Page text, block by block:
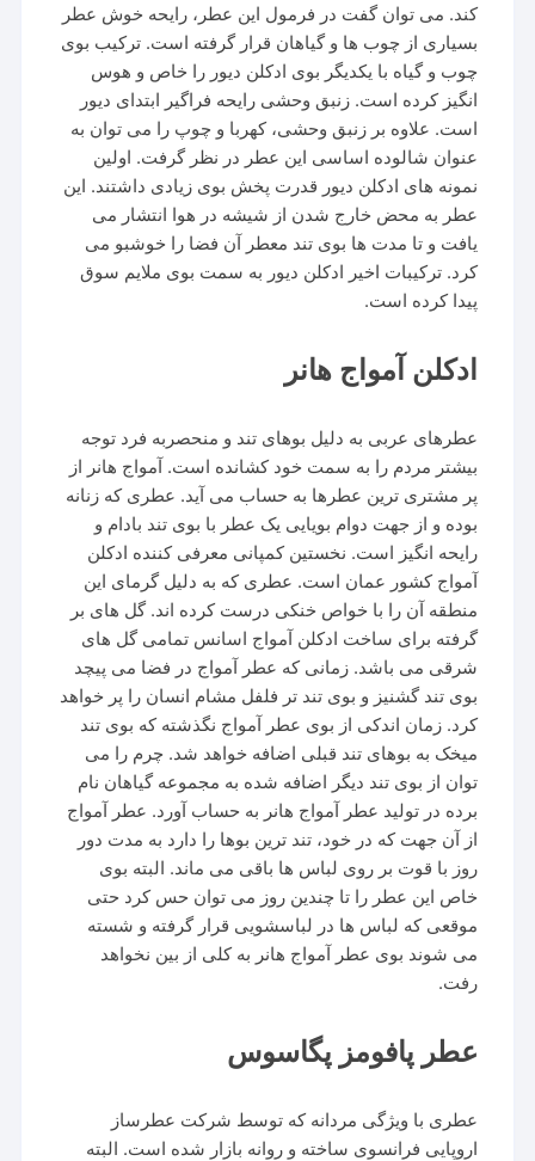
کند. می توان گفت در فرمول این عطر، رایحه خوش عطر
بسیاری از چوب ها و گیاهان قرار گرفته است. ترکیب بوی
چوب و گیاه با یکدیگر بوی ادکلن دیور را خاص و هوس
انگیز کرده است. زنبق وحشی رایحه فراگیر ابتدای دیور
است. علاوه بر زنبق وحشی، کهربا و چوپ را می توان به
عنوان شالوده اساسی این عطر در نظر گرفت. اولین
نمونه های ادکلن دیور قدرت پخش بوی زیادی داشتند. این
عطر به محض خارج شدن از شیشه در هوا انتشار می
یافت و تا مدت ها بوی تند معطر آن فضا را خوشبو می
کرد. ترکیبات اخیر ادکلن دیور به سمت بوی ملایم سوق
پیدا کرده است.
ادکلن آمواج هانر
عطرهای عربی به دلیل بوهای تند و منحصربه فرد توجه
بیشتر مردم را به سمت خود کشانده است. آمواج هانر از
پر مشتری ترین عطرها به حساب می آید. عطری که زنانه
بوده و از جهت دوام بویایی یک عطر با بوی تند بادام و
رایحه انگیز است. نخستین کمپانی معرفی کننده ادکلن
آمواج کشور عمان است. عطری که به دلیل گرمای این
منطقه آن را با خواص خنکی درست کرده اند. گل های بر
گرفته برای ساخت ادکلن آمواج اسانس تمامی گل های
شرقی می باشد. زمانی که عطر آمواج در فضا می پیچد
بوی تند گشنیز و بوی تند تر فلفل مشام انسان را پر خواهد
کرد. زمان اندکی از بوی عطر آمواج نگذشته که بوی تند
میخک به بوهای تند قبلی اضافه خواهد شد. چرم را می
توان از بوی تند دیگر اضافه شده به مجموعه گیاهان نام
برده در تولید عطر آمواج هانر به حساب آورد. عطر آمواج
از آن جهت که در خود، تند ترین بوها را دارد به مدت دور
روز با قوت بر روی لباس ها باقی می ماند. البته بوی
خاص این عطر را تا چندین روز می توان حس کرد حتی
موقعی که لباس ها در لباسشویی قرار گرفته و شسته
می شوند بوی عطر آمواج هانر به کلی از بین نخواهد
عطر پافومز پگاسوس
عطری با ویژگی مردانه که توسط شرکت عطرساز
اروپایی فرانسوی ساخته و روانه بازار شده است. البته